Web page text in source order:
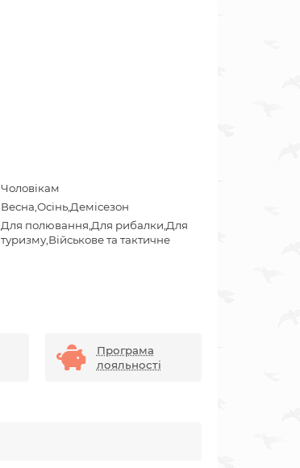
Чоловікам
Весна,Осінь,Демісезон
Для полювання,Для рибалки,Для
туризму,Військове та тактичне
Програма
лояльності